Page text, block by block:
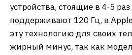
устройства, стоящие в 4-5
поддерживают 120 Гц, в
эту технологию для своих
жирный минус, так как